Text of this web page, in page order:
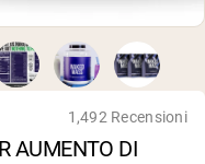
di semi
biologiche
peso vegano
1,492 Recensioni
AUMENTO DI